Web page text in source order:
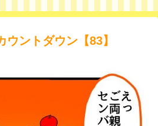
ントダウン【83】